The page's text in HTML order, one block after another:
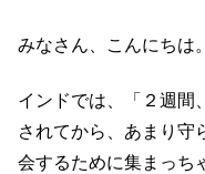
みなさん、こんにちは。
インドでは、「２週間
されてから、あまり守
会するために集まっち